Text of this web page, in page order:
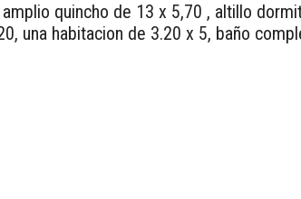
quincho de 13 x 5,70 , altillo
una habitacion de 3.20 x 5, baño